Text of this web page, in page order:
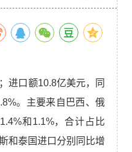
进口额10.8亿美元，同
。主要来自巴西、俄
和1.1%，合计占比
和泰国进口分别同比增